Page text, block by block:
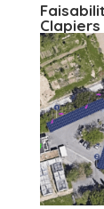
Clapiers